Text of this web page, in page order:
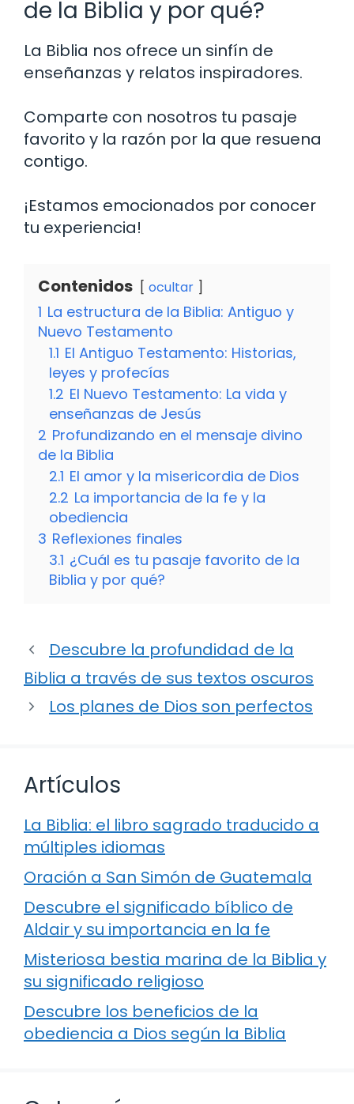
de la Biblia y por qué?
La Biblia nos ofrece un sinfín de
enseñanzas y relatos inspiradores.
Comparte con nosotros tu pasaje
favorito y la razón por la que resuena
contigo.
¡Estamos emocionados por conocer
tu experiencia!
Contenidos ocultar
1 La estructura de la Biblia: Antiguo y
Nuevo Testamento
1.1 El Antiguo Testamento: Historias,
leyes y profecías
1.2 El Nuevo Testamento: La vida y
enseñanzas de Jesús
2 Profundizando en el mensaje divino
de la Biblia
2.1 El amor y la misericordia de Dios
2.2 La importancia de la fe y la
obediencia
3 Reflexiones finales
3.1 ¿Cuál es tu pasaje favorito de la
Biblia y por qué?
Descubre la profundidad de la
Biblia a través de sus textos oscuros
Los planes de Dios son perfectos
Artículos
La Biblia: el libro sagrado traducido a
múltiples idiomas
Oración a San Simón de Guatemala
Descubre el significado bíblico de
Aldair y su importancia en la fe
Misteriosa bestia marina de la Biblia y
su significado religioso
Descubre los beneficios de la
obediencia a Dios según la Biblia